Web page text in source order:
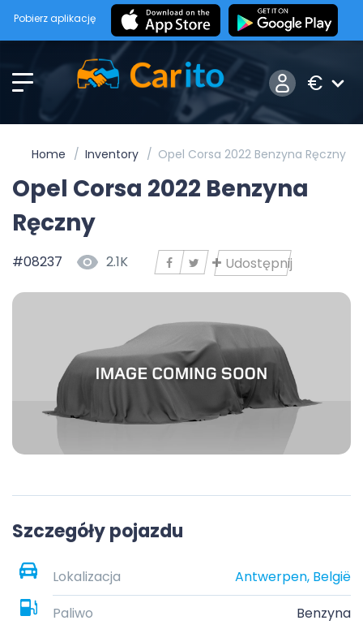
Pobierz aplikację
€
Home Inventory Opel Corsa 2022 Benzyna Ręczny
Opel Corsa 2022 Benzyna
Ręczny
#08237 2.1K Udostępnij
Szczegóły pojazdu
Lokalizacja
Antwerpen, België
Paliwo
Benzyna